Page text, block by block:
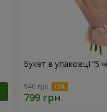
Букет в упаковці "5
940 грн